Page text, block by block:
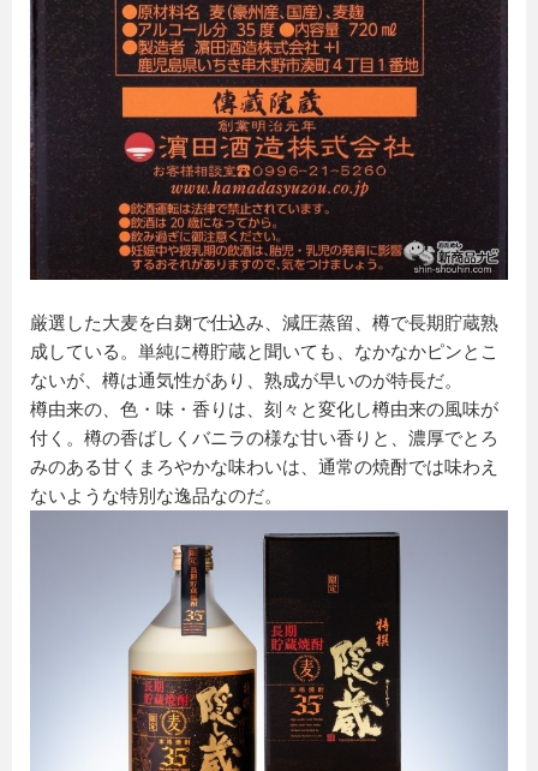
厳選した大麦を白麹で仕込み、減圧蒸留、樽で長期貯蔵熟
成している。単純に樽貯蔵と聞いても、なかなかピンとこ
ないが、樽は通気性があり、熟成が早いのが特長だ。
樽由来の、色・味・香りは、刻々と変化し樽由来の風味が
付く。樽の香ばしくバニラの様な甘い香りと、濃厚でとろ
みのある甘くまろやかな味わいは、通常の焼酎では味わえ
ないような特別な逸品なのだ。